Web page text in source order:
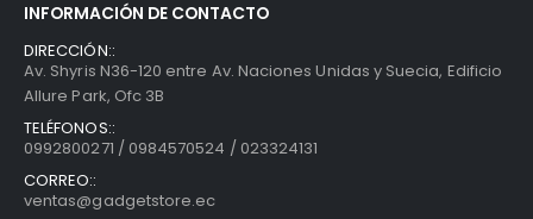
INFORMACIÓN DE CONTACTO
DIRECCIÓN::
Av. Shyris N36-120 entre Av. Naciones Unidas y Suecia, Edificio
Allure Park, Ofc 3B
TELÉFONOS::
0992800271 / 0984570524 / 023324131
CORREO::
ventas@gadgetstore.ec